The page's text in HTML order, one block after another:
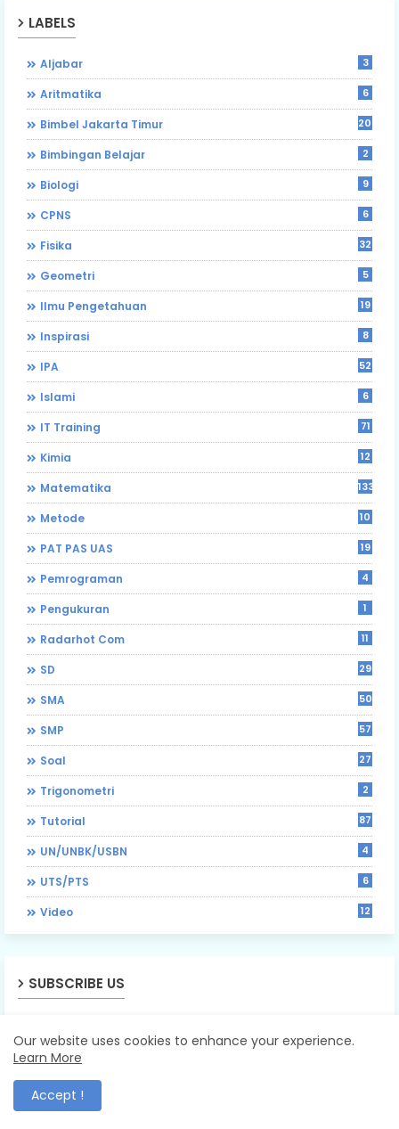
LABELS
Aljabar 3
Aritmatika 6
Bimbel Jakarta Timur 203
Bimbingan Belajar 2
Biologi 9
CPNS 6
Fisika 32
Geometri 5
Ilmu Pengetahuan 19
Inspirasi 8
IPA 52
Islami 6
IT Training 71
Kimia 12
Matematika 133
Metode 10
PAT PAS UAS 19
Pemrograman 4
Pengukuran 1
Radarhot Com 11
SD 29
SMA 50
SMP 57
Soal 27
Trigonometri 2
Tutorial 87
UN/UNBK/USBN 4
UTS/PTS 6
Video 12
SUBSCRIBE US
Our website uses cookies to enhance your experience.
Learn More
Accept !